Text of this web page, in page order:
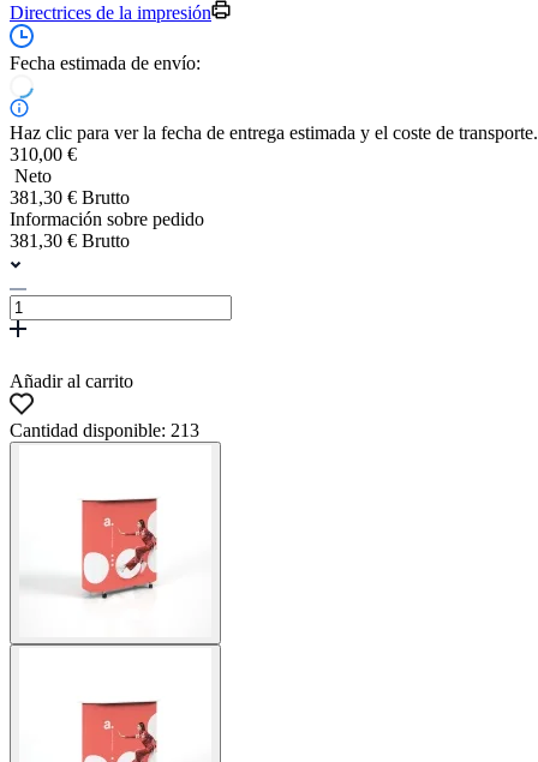
Directrices de la impresión
Fecha estimada de envío:
Haz clic para ver la fecha de entrega estimada y el coste de transporte.
310,00 €
Neto
381,30 € Brutto
Información sobre pedido
381,30 € Brutto
Añadir al carrito
Cantidad disponible: 213